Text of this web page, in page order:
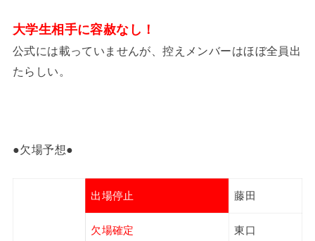
大学生相手に容赦なし！
公式には載っていませんが、控えメンバーはほぼ全員出
たらしい。
●欠場予想●
出場停止 藤田
欠場確定 東口